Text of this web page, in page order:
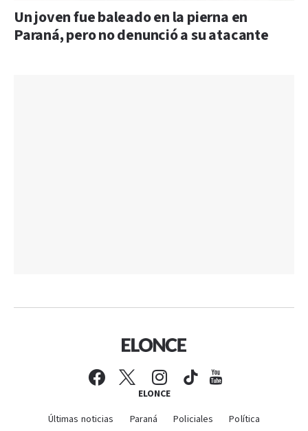
Un joven fue baleado en la pierna en
Paraná, pero no denunció a su atacante
ELONCE
Últimas noticias Paraná Policiales Política